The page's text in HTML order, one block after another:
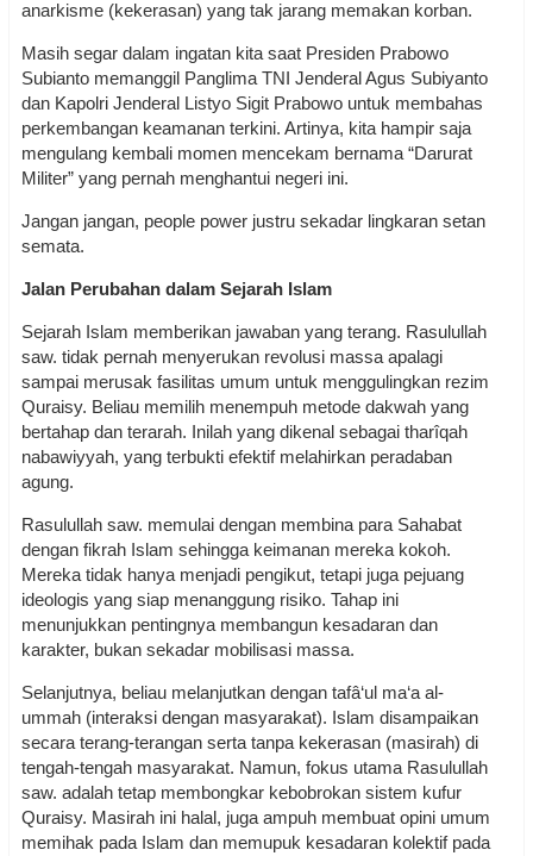
anarkisme (kekerasan) yang tak jarang memakan korban.
Masih segar dalam ingatan kita saat Presiden Prabowo
Subianto memanggil Panglima TNI Jenderal Agus Subiyanto
dan Kapolri Jenderal Listyo Sigit Prabowo untuk membahas
perkembangan keamanan terkini. Artinya, kita hampir saja
mengulang kembali momen mencekam bernama “Darurat
Militer” yang pernah menghantui negeri ini.
Jangan jangan, people power justru sekadar lingkaran setan
semata.
Jalan Perubahan dalam Sejarah Islam
Sejarah Islam memberikan jawaban yang terang. Rasulullah
saw. tidak pernah menyerukan revolusi massa apalagi
sampai merusak fasilitas umum untuk menggulingkan rezim
Quraisy. Beliau memilih menempuh metode dakwah yang
bertahap dan terarah. Inilah yang dikenal sebagai tharîqah
nabawiyyah, yang terbukti efektif melahirkan peradaban
agung.
Rasulullah saw. memulai dengan membina para Sahabat
dengan fikrah Islam sehingga keimanan mereka kokoh.
Mereka tidak hanya menjadi pengikut, tetapi juga pejuang
ideologis yang siap menanggung risiko. Tahap ini
menunjukkan pentingnya membangun kesadaran dan
karakter, bukan sekadar mobilisasi massa.
Selanjutnya, beliau melanjutkan dengan tafâ‘ul ma‘a al-
ummah (interaksi dengan masyarakat). Islam disampaikan
secara terang-terangan serta tanpa kekerasan (masirah) di
tengah-tengah masyarakat. Namun, fokus utama Rasulullah
saw. adalah tetap membongkar kebobrokan sistem kufur
Quraisy. Masirah ini halal, juga ampuh membuat opini umum
memihak pada Islam dan memupuk kesadaran kolektif pada